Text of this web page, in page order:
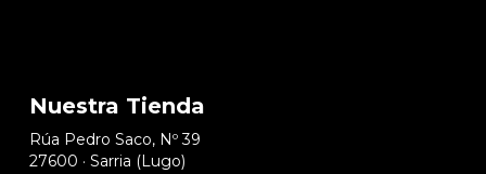
Nuestra Tienda
Rúa Pedro Saco, Nº 39
27600 · Sarria (Lugo)